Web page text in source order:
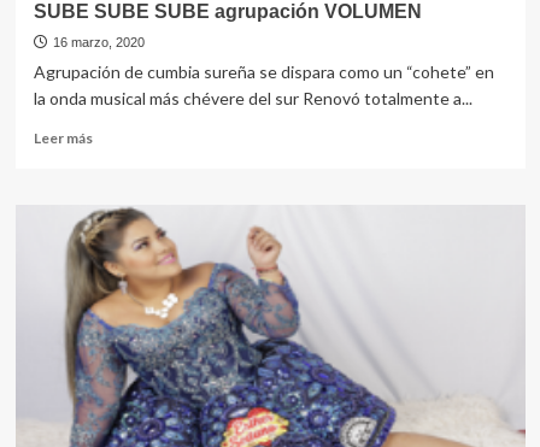
SUBE SUBE SUBE agrupación VOLUMEN
16 marzo, 2020
Agrupación de cumbia sureña se dispara como un “cohete” en
la onda musical más chévere del sur Renovó totalmente a...
Leer másLeer
SUBE
SUBE
SUBE
agrupación
VOLUMEN